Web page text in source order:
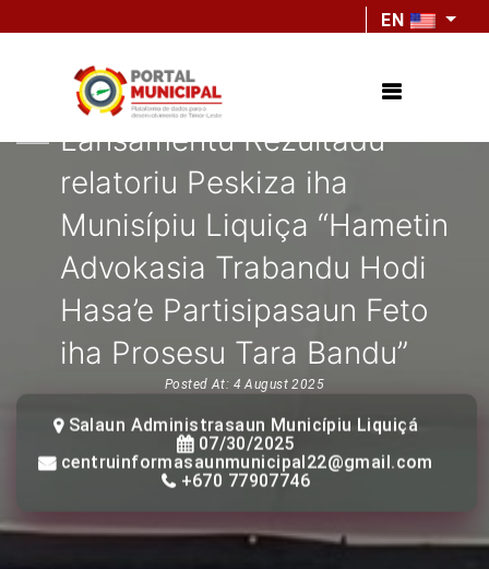
EN
Lansamentu Rezultadu
relatoriu Peskiza iha
Munisípiu Liquiça “Hametin
Advokasia Trabandu Hodi
Hasa’e Partisipasaun Feto
iha Prosesu Tara Bandu”
Posted At: 4 August 2025
Salaun Administrasaun Municípiu Liquiçá
07/30/2025
centruinformasaunmunicipal22@gmail.com
+670 77907746